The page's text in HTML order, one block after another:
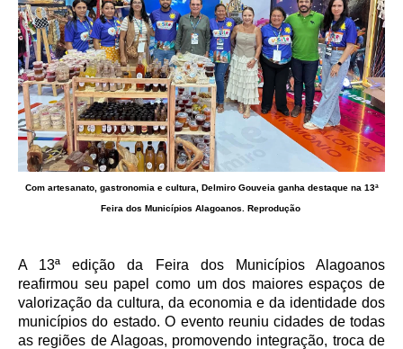
Com artesanato, gastronomia e cultura, Delmiro Gouveia ganha destaque na 13ª
Feira dos Municípios Alagoanos. Reprodução
A 13ª edição da Feira dos Municípios Alagoanos
reafirmou seu papel como um dos maiores espaços de
valorização da cultura, da economia e da identidade dos
municípios do estado. O evento reuniu cidades de todas
as regiões de Alagoas, promovendo integração, troca de